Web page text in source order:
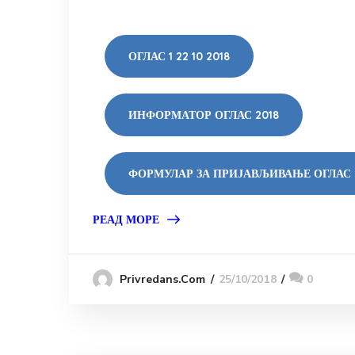
ОГЛАС 1 22 10 2018
ИНФОРМАТОР ОГЛАС 2018
ФОРМУЛАР ЗА ПРИЈАВЉИВАЊЕ ОГЛАС
РЕАД МОРЕ
Privredans.com 25/10/2018 0